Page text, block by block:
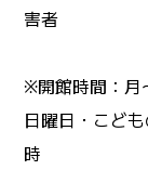
害者
※開館時間：月
日曜日・こど
時